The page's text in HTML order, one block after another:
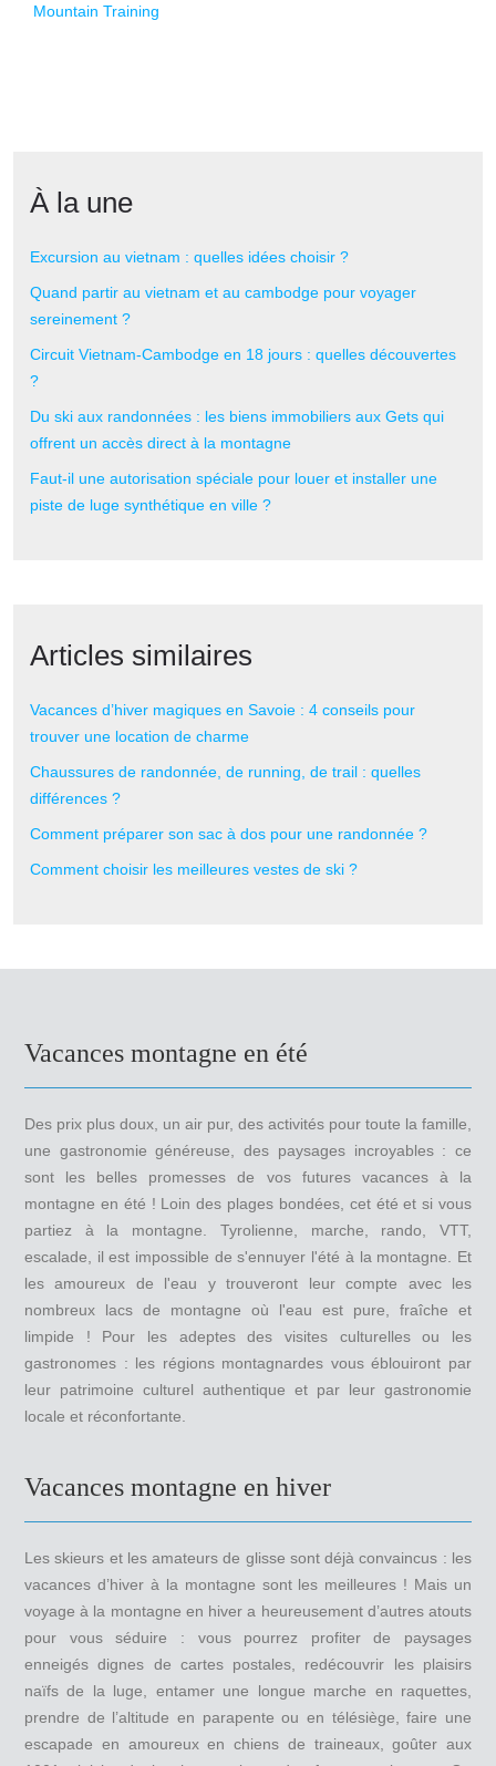
Mountain Training
À la une
Excursion au vietnam : quelles idées choisir ?
Quand partir au vietnam et au cambodge pour voyager
sereinement ?
Circuit Vietnam-Cambodge en 18 jours : quelles découvertes
?
Du ski aux randonnées : les biens immobiliers aux Gets qui
offrent un accès direct à la montagne
Faut-il une autorisation spéciale pour louer et installer une
piste de luge synthétique en ville ?
Articles similaires
Vacances d’hiver magiques en Savoie : 4 conseils pour
trouver une location de charme
Chaussures de randonnée, de running, de trail : quelles
différences ?
Comment préparer son sac à dos pour une randonnée ?
Comment choisir les meilleures vestes de ski ?
Vacances montagne en été
Des prix plus doux, un air pur, des activités pour toute la famille,
une gastronomie généreuse, des paysages incroyables : ce
sont les belles promesses de vos futures vacances à la
montagne en été ! Loin des plages bondées, cet été et si vous
partiez à la montagne. Tyrolienne, marche, rando, VTT,
escalade, il est impossible de s'ennuyer l'été à la montagne. Et
les amoureux de l'eau y trouveront leur compte avec les
nombreux lacs de montagne où l'eau est pure, fraîche et
limpide ! Pour les adeptes des visites culturelles ou les
gastronomes : les régions montagnardes vous éblouiront par
leur patrimoine culturel authentique et par leur gastronomie
locale et réconfortante.
Vacances montagne en hiver
Les skieurs et les amateurs de glisse sont déjà convaincus : les
vacances d’hiver à la montagne sont les meilleures ! Mais un
voyage à la montagne en hiver a heureusement d’autres atouts
pour vous séduire : vous pourrez profiter de paysages
enneigés dignes de cartes postales, redécouvrir les plaisirs
naïfs de la luge, entamer une longue marche en raquettes,
prendre de l’altitude en parapente ou en télésiège, faire une
escapade en amoureux en chiens de traineaux, goûter aux